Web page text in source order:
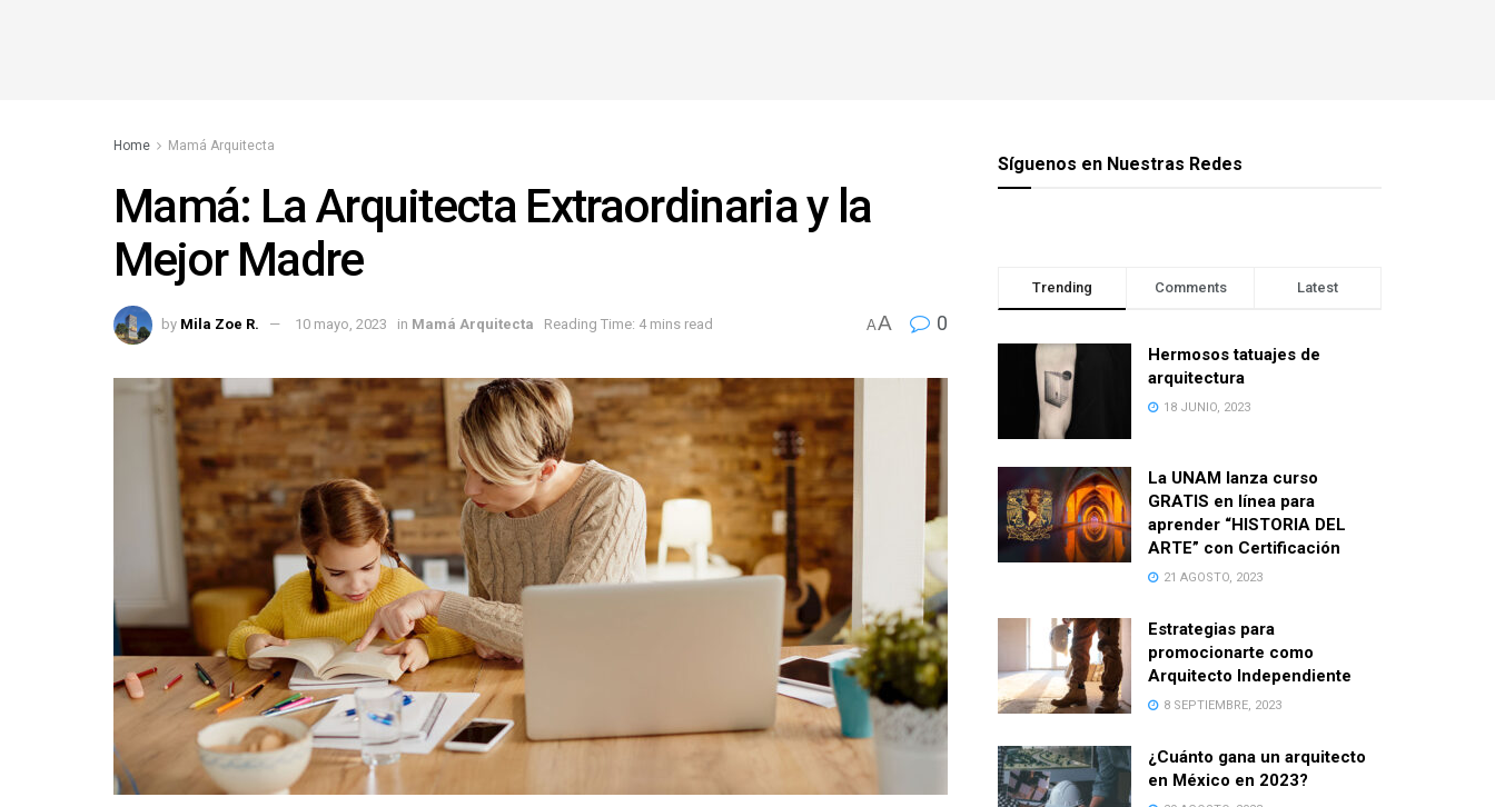
Home Mamá Arquitecta
Mamá: La Arquitecta Extraordinaria y la
Mejor Madre
by Mila Zoe R. 10 mayo, 2023 in Mamá Arquitecta Reading Time: 4 mins read AA 0
Síguenos en Nuestras Redes
Trending Comments Latest
Hermosos tatuajes de
arquitectura
18 JUNIO, 2023
La UNAM lanza curso
GRATIS en línea para
aprender “HISTORIA DEL
ARTE” con Certificación
21 AGOSTO, 2023
Estrategias para
promocionarte como
Arquitecto Independiente
8 SEPTIEMBRE, 2023
¿Cuánto gana un arquitecto
en México en 2023?